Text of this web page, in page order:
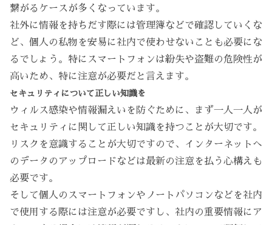
繋がるケースが多くなっています。
社外に情報を持ちだす際には管理簿などで確認していくな
ど、個人の私物を安易に社内で使わせないことも必要にな
るでしょう。特にスマートフォンは紛失や盗難の危険性が
高いため、特に注意が必要だと言えます。
セキュリティについて正しい知識を
ウィルス感染や情報漏えいを防ぐために、まず一人一人が
セキュリティに関して正しい知識を持つことが大切です。
リスクを意識することが大切ですので、インターネットへ
のデータのアップロードなどは最新の注意を払う心構えも
必要です。
そして個人のスマートフォンやノートパソコンなどを社内
で使用する際には注意が必要ですし、社内の重要情報にア